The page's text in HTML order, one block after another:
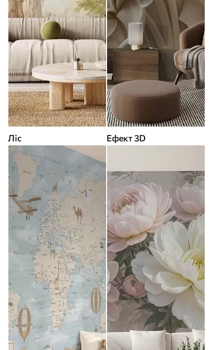
Ліс Ефект 3D